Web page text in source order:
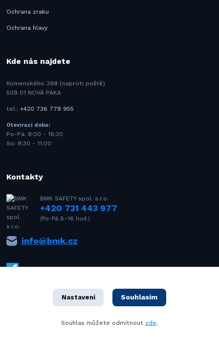
Ochrana zraku
Ochrana hlavy
Kde nás najdete
Komenského 398 (naproti poště)
509 01 NOVÁ PAKA
tel.:+420 736 779 955
Otevírací doba:
Po-Pá: 8:00 - 16:30
So: 8:30 - 11:00
Kontakty
BMK SAFETY spol. s.r.o.
+420 731 443 977
(Po-Pá 8–16 hod.)
info@bmk.cz
od OndrejDvorak.com
Nastavení Souhlasím
Souhlas můžete odmítnout zde.